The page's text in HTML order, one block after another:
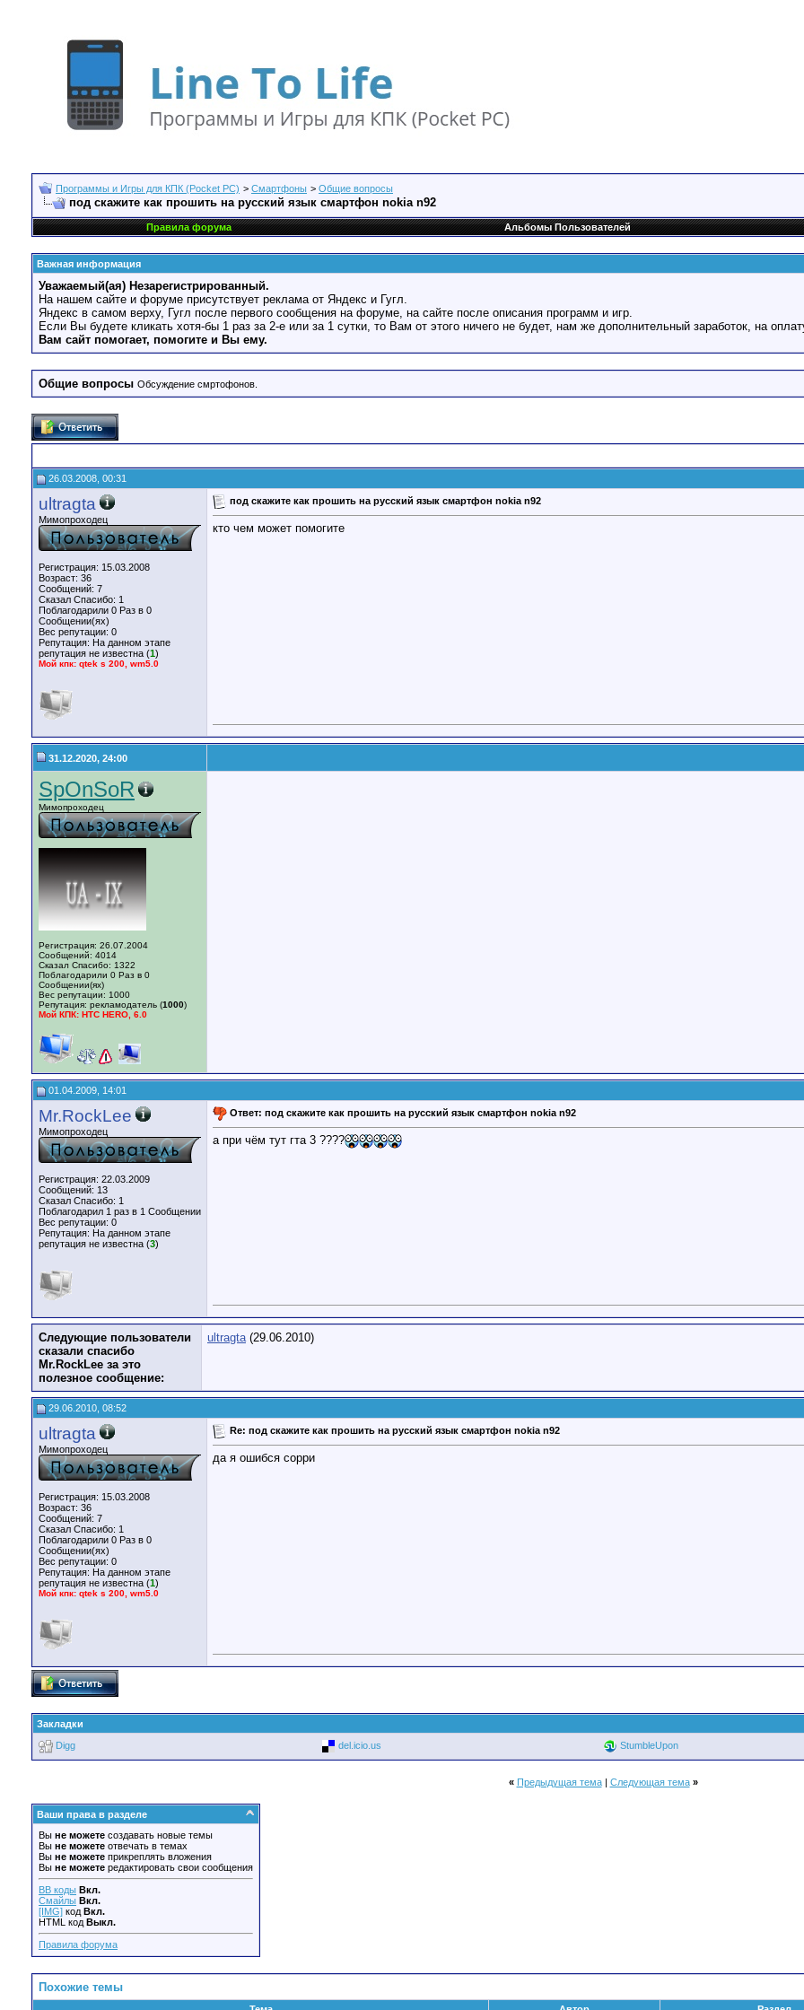
Программы и Игры для КПК (Pocket PC) > Смартфоны > Общие вопросы
под скажите как прошить на русский язык смартфон nokia n92
Правила форума Альбомы Пользователей
Важная информация
Уважаемый(ая) Незарегистрированный.
На нашем сайте и форуме присутствует реклама от Яндекс и Гугл.
Яндекс в самом верху, Гугл после первого сообщения на форуме, на сайте после описания программ и игр.
Если Вы будете кликать хотя-бы 1 раз за 2-е или за 1 сутки, то Вам от этого ничего не будет, нам же дополнительный заработок, на
Вам сайт помогает, помогите и Вы ему.
Общие вопросы Обсуждение смртофонов.
26.03.2008, 00:31
ultragta
Мимопроходец
Регистрация: 15.03.2008
Возраст: 36
Сообщений: 7
Сказал Спасибо: 1
Поблагодарили 0 Раз в 0
Сообщении(ях)
Вес репутации: 0
Репутация: На данном этапе
репутация не известна (1)
Мой кпк: qtek s 200, wm5.0
под скажите как прошить на русский язык смартфон nokia n92
кто чем может помогите
31.12.2020, 24:00
SpOnSoR
Мимопроходец
Регистрация: 26.07.2004
Сообщений: 4014
Сказал Спасибо: 1322
Поблагодарили 0 Раз в 0
Сообщении(ях)
Вес репутации: 1000
Репутация: рекламодатель (1000)
Мой КПК: HTC HERO, 6.0
01.04.2009, 14:01
Mr.RockLee
Мимопроходец
Регистрация: 22.03.2009
Сообщений: 13
Сказал Спасибо: 1
Поблагодарил 1 раз в 1 Сообщении
Вес репутации: 0
Репутация: На данном этапе
репутация не известна (3)
Ответ: под скажите как прошить на русский язык смартфон nokia n92
а при чём тут гта 3 ????
Следующие пользователи
сказали спасибо
Mr.RockLee за это
полезное сообщение:
ultragta(29.06.2010)
29.06.2010, 08:52
ultragta
Мимопроходец
Регистрация: 15.03.2008
Возраст: 36
Сообщений: 7
Сказал Спасибо: 1
Поблагодарили 0 Раз в 0
Сообщении(ях)
Вес репутации: 0
Репутация: На данном этапе
репутация не известна (1)
Мой кпк: qtek s 200, wm5.0
Re: под скажите как прошить на русский язык смартфон nokia n92
да я ошибся сорри
Закладки
Digg
del.icio.us StumbleUpon
« Предыдущая тема| Следующая тема »
Ваши права в разделе
Вы не можете создавать новые темы
Вы не можете отвечать в темах
Вы не можете прикреплять вложения
Вы не можете редактировать свои сообщения
BB коды Вкл.
Смайлы Вкл.
[IMG] код Вкл.
HTML код Выкл.
Правила форума
Похожие темы